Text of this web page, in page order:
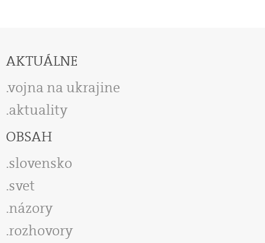
AKTUÁLNE
vojna na ukrajine
aktuality
OBSAH
slovensko
svet
názory
rozhovory